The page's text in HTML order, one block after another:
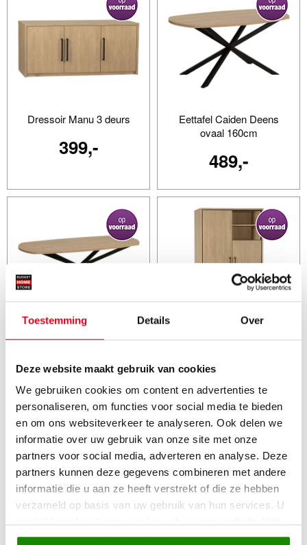
Toestemming Details Over
Deze website maakt gebruik van cookies
We gebruiken cookies om content en advertenties te
personaliseren, om functies voor social media te bieden
en om ons websiteverkeer te analyseren. Ook delen we
informatie over uw gebruik van onze site met onze
partners voor social media, adverteren en analyse. Deze
partners kunnen deze gegevens combineren met andere
informatie die u aan ze heeft verstrekt of die ze hebben
verzameld op basis van uw gebruik van hun services. U
gebruiken.
Dressoir Manu 3 deurs
399,-
Eettafel Caiden Deens
ovaal 160cm
489,-
Eettafel Caiden Deens
539,-
Wandkast Caiden
689,-